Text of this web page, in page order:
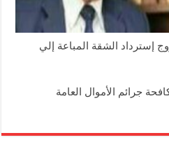
إسترداد الشقة المباعة إلي
جرائم الأموال العامة